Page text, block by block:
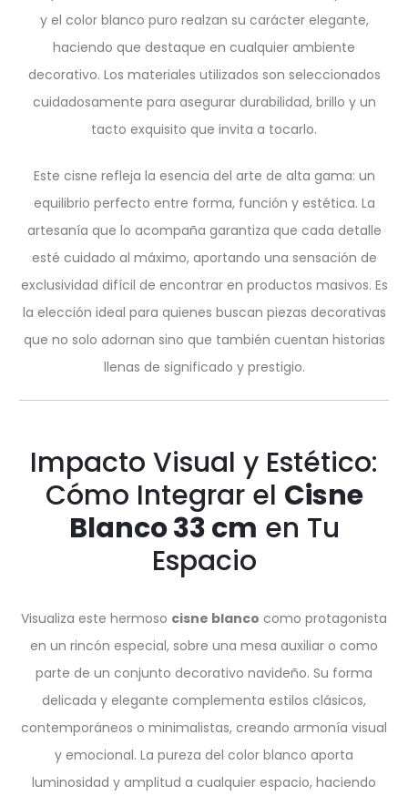
y el color blanco puro realzan su carácter elegante,
haciendo que destaque en cualquier ambiente
decorativo. Los materiales utilizados son seleccionados
cuidadosamente para asegurar durabilidad, brillo y un
tacto exquisito que invita a tocarlo.
Este cisne refleja la esencia del arte de alta gama: un
equilibrio perfecto entre forma, función y estética. La
artesanía que lo acompaña garantiza que cada detalle
esté cuidado al máximo, aportando una sensación de
exclusividad difícil de encontrar en productos masivos. Es
la elección ideal para quienes buscan piezas decorativas
que no solo adornan sino que también cuentan historias
llenas de significado y prestigio.
Impacto Visual y Estético:
Cómo Integrar el Cisne
Blanco 33 cm en Tu
Espacio
Visualiza este hermoso cisne blanco como protagonista
en un rincón especial, sobre una mesa auxiliar o como
parte de un conjunto decorativo navideño. Su forma
delicada y elegante complementa estilos clásicos,
contemporáneos o minimalistas, creando armonía visual
y emocional. La pureza del color blanco aporta
luminosidad y amplitud a cualquier espacio, haciendo